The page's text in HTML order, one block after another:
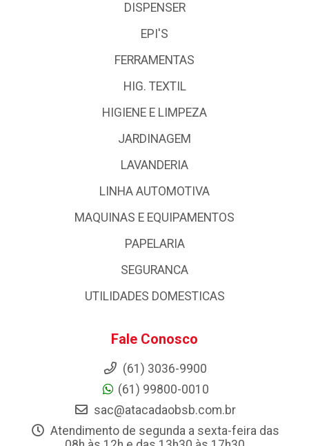
DISPENSER
EPI'S
FERRAMENTAS
HIG. TEXTIL
HIGIENE E LIMPEZA
JARDINAGEM
LAVANDERIA
LINHA AUTOMOTIVA
MAQUINAS E EQUIPAMENTOS
PAPELARIA
SEGURANCA
UTILIDADES DOMESTICAS
Fale Conosco
(61) 3036-9900
(61) 99800-0010
sac@atacadaobsb.com.br
Atendimento de segunda a sexta-feira das